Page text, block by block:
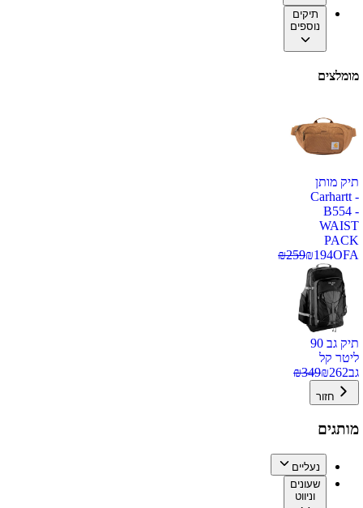
תיקים
נוספים
מומלצים
תיק מותן
Carhartt -
B554 -
WAIST
PACK
OFA
₪194
₪259
תיק גב 90
ליטר קל
גב
₪262
₪349
חזור
מותגים
נעליים
שעונים
וניווט